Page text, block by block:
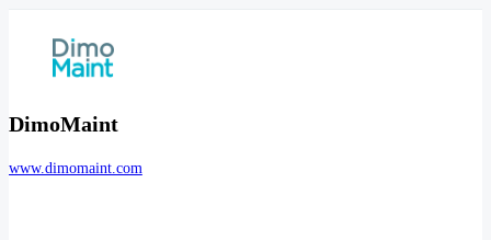
DimoMaint
www.dimomaint.com